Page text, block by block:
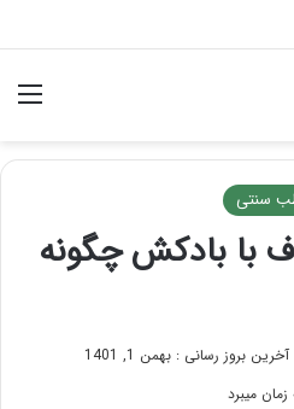
درمانی افسردگی را درمان کنید!
سنتی
با بادکش چگونه
آخرین بروز رسانی : بهمن 1, 1401